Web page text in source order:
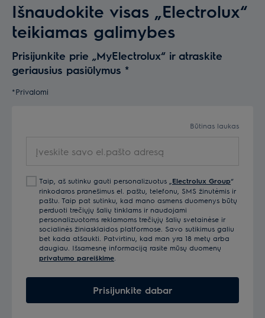
Išnaudokite visas „Electrolux“
teikiamas galimybes
Prisijunkite prie „MyElectrolux“ ir atraskite
geriausius pasiūlymus *
*Privalomi
Būtinas laukas
Taip, aš sutinku gauti personalizuotus „ Electrolux Group“
rinkodaros pranešimus el. paštu, telefonu, SMS žinutėmis ir
paštu. Taip pat sutinku, kad mano asmens duomenys būtų
perduoti trečiųjų šalių tinklams ir naudojami
personalizuotoms reklamoms trečiųjų šalių svetainėse ir
socialinės žiniasklaidos platformose. Savo sutikimus galiu
bet kada atšaukti. Patvirtinu, kad man yra 18 metų arba
daugiau. Išsamesnę informaciją rasite mūsų duomenų
privatumo pareiškime
Prisijunkite dabar